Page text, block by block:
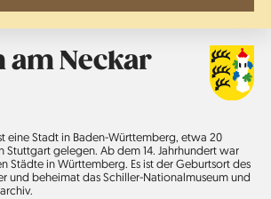
am Neckar
eine Stadt in Baden-Württemberg, etwa 20
Stuttgart gelegen. Ab dem 14. Jahrhundert war
Städte in Württemberg. Es ist der Geburtsort des
und beheimat das Schiller-Nationalmuseum und